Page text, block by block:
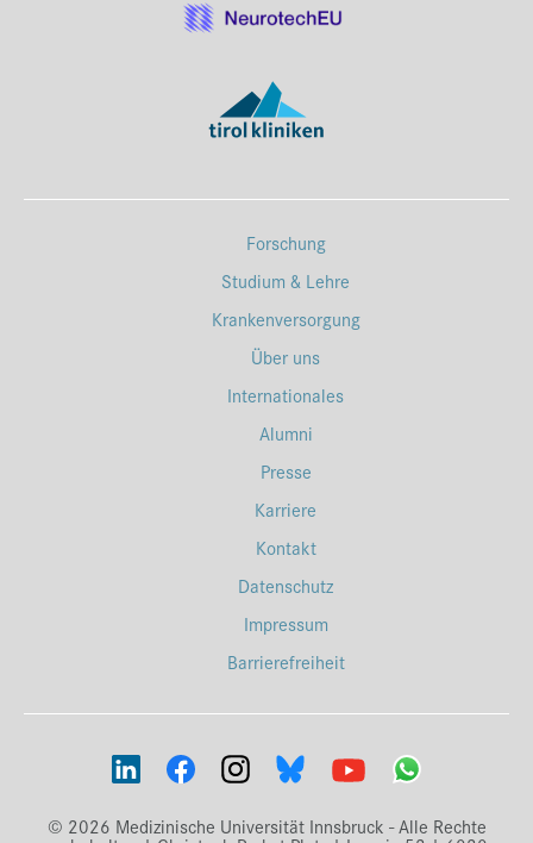
Forschung
Studium & Lehre
Krankenversorgung
Über uns
Internationales
Alumni
Presse
Karriere
Kontakt
Datenschutz
Impressum
Barrierefreiheit
© 2026 Medizinische Universität Innsbruck - Alle Rechte